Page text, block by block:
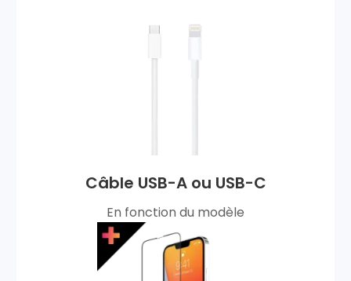
Câble USB-A ou USB-C
En fonction du modèle